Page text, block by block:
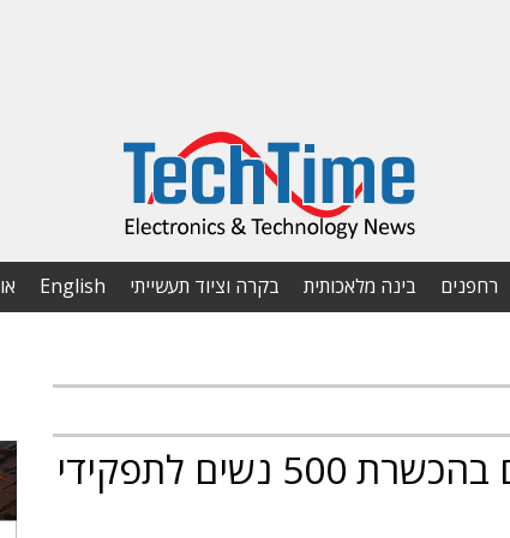
רחפנים בינה מלאכותית בקרה וציוד תעשייתי English
המדינה תשקיע מיליוני שקלים בהכשרת 500 נשים לתפקידי